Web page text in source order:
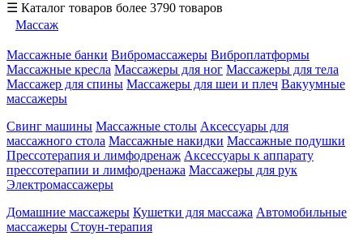
☰ Каталог товаров более 3790 товаров
Массаж
Массажные банки Вибромассажеры Виброплатформы
Массажные кресла Массажеры для ног Массажеры для тела
Массажер для спины Массажеры для шеи и плеч Вакуумные
массажеры
Свинг машины Массажные столы Аксессуары для
массажного стола Массажные накидки Массажные подушки
Прессотерапия и лимфодренаж Аксессуары к аппарату
прессотерапии и лимфодренажа Массажеры для рук
Электромассажеры
Домашние массажеры Кушетки для массажа Автомобильные
массажеры Стоун-терапия